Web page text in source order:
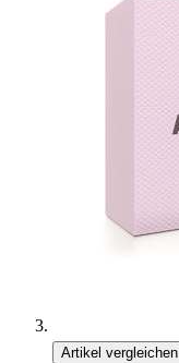
Artikel vergleichen